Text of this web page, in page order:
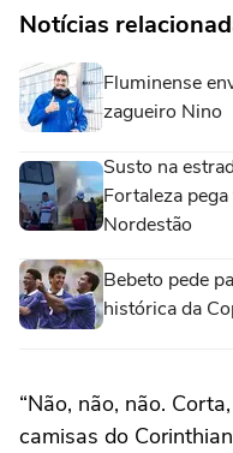
Notícias
Fluminense
zagueiro Nino
Susto na
Fortaleza
Nordestão
Bebeto pede
histórica da
“Não, não, não.
camisas do